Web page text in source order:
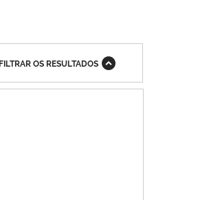
FILTRAR OS RESULTADOS